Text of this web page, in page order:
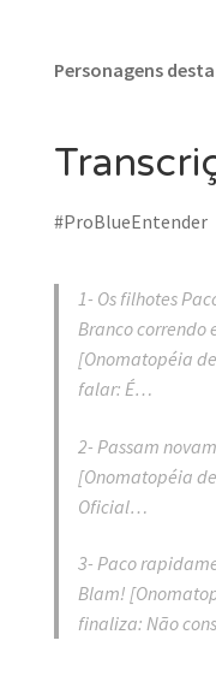
Personagens
#ProBlueEntender
1- Os filhotes
Branco correndo
[Onomatopéia
falar: É…
2- Passam
[Onomatopéia
Oficial…
3- Paco
Blam!
finaliza: Não